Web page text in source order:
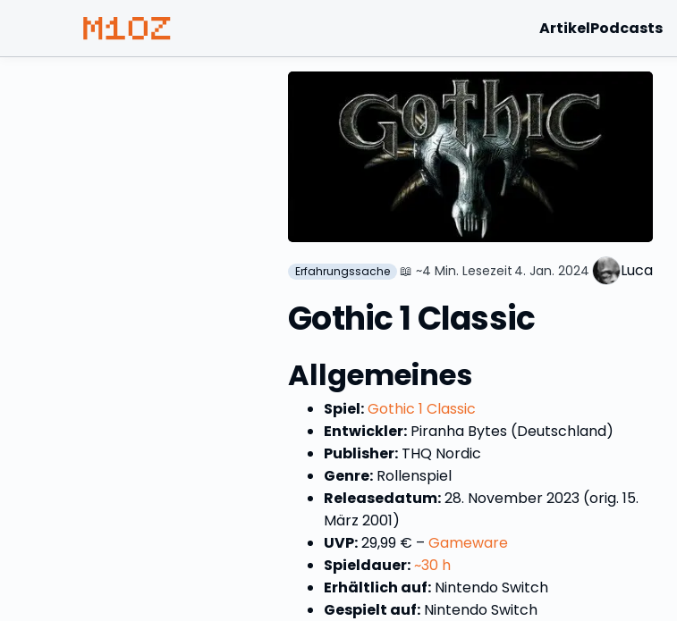
ArtikelPodcasts
Erfahrungssache 📖 ~4 Min. Lesezeit 4. Jan. 2024 Luca
Gothic 1 Classic
Allgemeines
Spiel:Gothic 1 Classic
Entwickler: Piranha Bytes (Deutschland)
Publisher: THQ Nordic
Genre: Rollenspiel
Releasedatum:28. November 2023 (orig. 15.
März 2001)
UVP:29,99 € – Gameware
Spieldauer:~30 h
Erhältlich auf: Nintendo Switch
Gespielt auf: Nintendo Switch